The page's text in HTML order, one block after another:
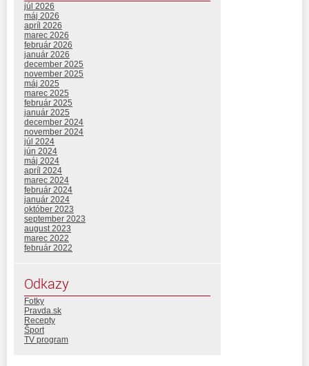
júl 2026
máj 2026
apríl 2026
marec 2026
február 2026
január 2026
december 2025
november 2025
máj 2025
marec 2025
február 2025
január 2025
december 2024
november 2024
júl 2024
jún 2024
máj 2024
apríl 2024
marec 2024
február 2024
január 2024
október 2023
september 2023
august 2023
marec 2022
február 2022
Odkazy
Fotky
Pravda.sk
Recepty
Šport
TV program